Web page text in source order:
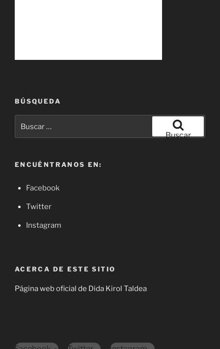
BÚSQUEDA
por:
Buscar
ENCUÉNTRANOS EN:
Facebook
Twitter
Instagram
ACERCA DE ESTE SITIO
Página web oficial de Dida Kirol Taldea